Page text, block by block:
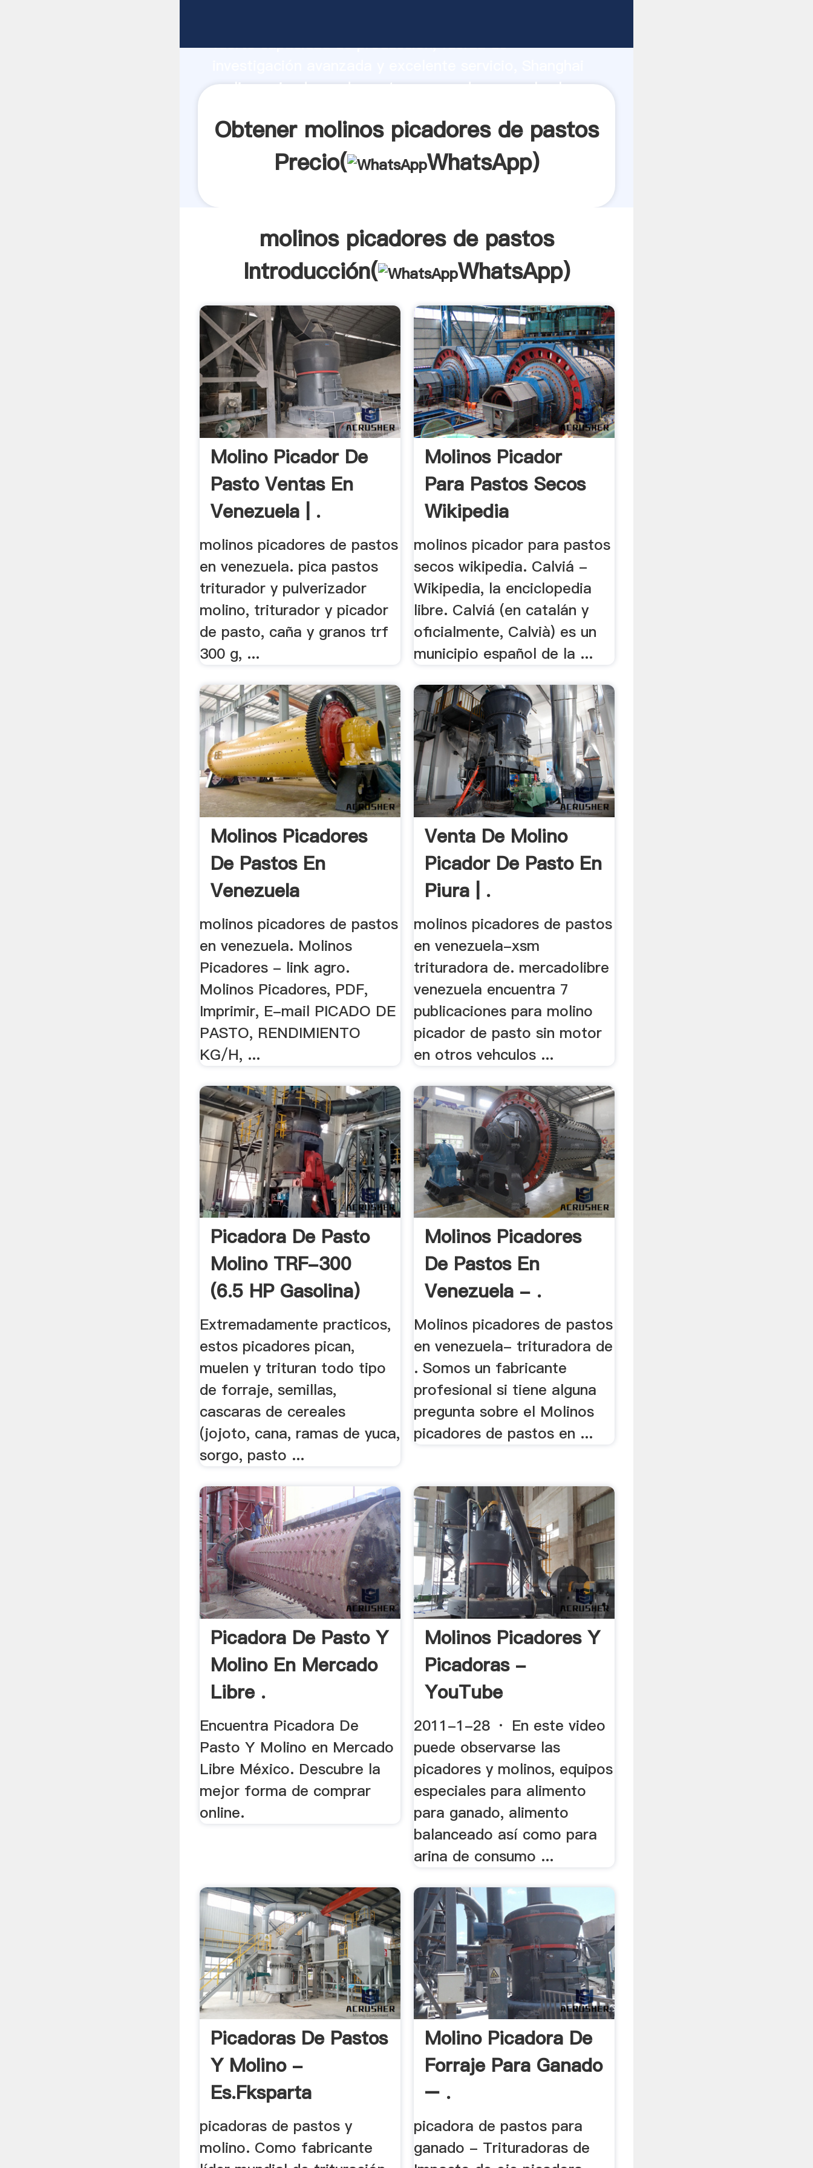
fuerte capacidad de producción, fuerza de
molinos picadores de pastos proveedor crea el valor y
Obtener molinos picadores de pastos
Precio(
WhatsApp)
molinos picadores de pastos
Introducción(
WhatsApp)
Molino Picador De
Pasto Ventas En
Venezuela | .
molinos picadores de pastos
en venezuela. pica pastos
triturador y pulverizador
molino, triturador y picador
de pasto, caña y granos trf
300 g, ...
Molinos Picador
Para Pastos Secos
Wikipedia
molinos picador para pastos
secos wikipedia. Calviá -
Wikipedia, la enciclopedia
libre. Calviá (en catalán y
oficialmente, Calvià) es un
municipio español de la ...
Molinos Picadores
De Pastos En
Venezuela
molinos picadores de pastos
en venezuela. Molinos
Picadores - link agro.
Molinos Picadores, PDF,
Imprimir, E-mail PICADO DE
PASTO, RENDIMIENTO
KG/H, ...
Venta De Molino
Picador De Pasto En
Piura | .
molinos picadores de pastos
en venezuela-xsm
trituradora de. mercadolibre
venezuela encuentra 7
publicaciones para molino
picador de pasto sin motor
en otros vehculos ...
Picadora De Pasto
Molino TRF-300
(6.5 HP Gasolina)
Extremadamente practicos,
estos picadores pican,
muelen y trituran todo tipo
de forraje, semillas,
cascaras de cereales
(jojoto, cana, ramas de yuca,
sorgo, pasto ...
Molinos Picadores
De Pastos En
Venezuela - .
Molinos picadores de pastos
en venezuela- trituradora de
. Somos un fabricante
profesional si tiene alguna
pregunta sobre el Molinos
picadores de pastos en ...
Picadora De Pasto Y
Molino En Mercado
Libre .
Encuentra Picadora De
Pasto Y Molino en Mercado
Libre México. Descubre la
mejor forma de comprar
online.
Molinos Picadores Y
Picadoras -
YouTube
2011-1-28 · En este video
puede observarse las
picadores y molinos, equipos
especiales para alimento
para ganado, alimento
balanceado así como para
arina de consumo ...
Picadoras De Pastos
Y Molino -
Es.fksparta
picadoras de pastos y
molino. Como fabricante
Molino Picadora De
Forraje Para Ganado
– .
picadora de pastos para
ganado - Trituradoras de